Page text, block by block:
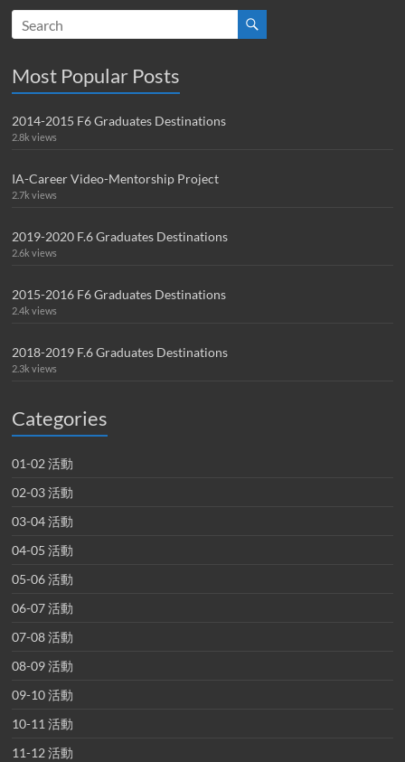
Most Popular Posts
2014-2015 F6 Graduates Destinations
2.8k views
IA-Career Video-Mentorship Project
2.7k views
2019-2020 F.6 Graduates Destinations
2.6k views
2015-2016 F6 Graduates Destinations
2.4k views
2018-2019 F.6 Graduates Destinations
2.3k views
Categories
01-02 活動
02-03 活動
03-04 活動
04-05 活動
05-06 活動
06-07 活動
07-08 活動
08-09 活動
09-10 活動
10-11 活動
11-12 活動